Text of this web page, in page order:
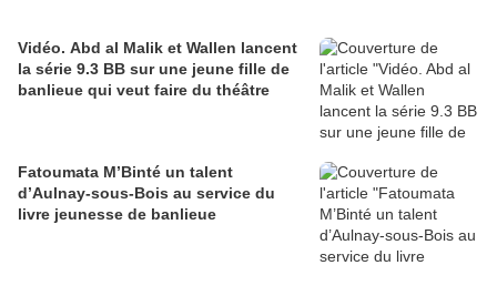
Vidéo. Abd al Malik et Wallen lancent
la série 9.3 BB sur une jeune fille de
banlieue qui veut faire du théâtre
Fatoumata M’Binté un talent
d’Aulnay-sous-Bois au service du
livre jeunesse de banlieue